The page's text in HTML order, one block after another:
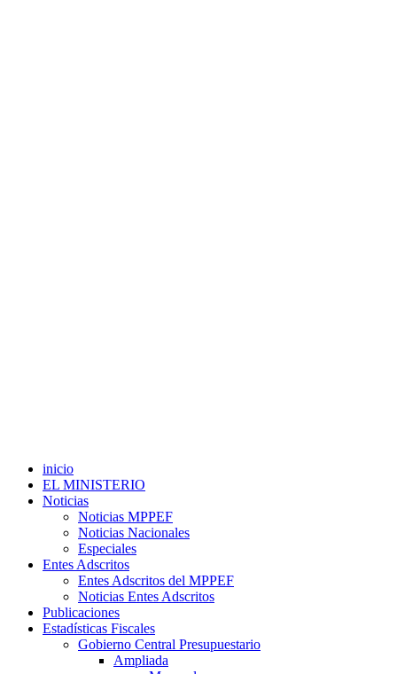
inicio
EL MINISTERIO
Noticias
Noticias MPPEF
Noticias Nacionales
Especiales
Entes Adscritos
Entes Adscritos del MPPEF
Noticias Entes Adscritos
Publicaciones
Estadísticas Fiscales
Gobierno Central Presupuestario
Ampliada